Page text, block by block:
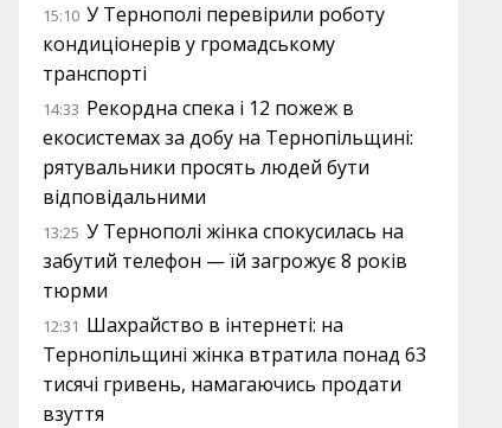
15:10 У Тернополі перевірили роботу
кондиціонерів у громадському
транспорті
14:33 Рекордна спека і 12 пожеж в
екосистемах за добу на Тернопільщині:
рятувальники просять людей бути
відповідальними
13:25 У Тернополі жінка спокусилась на
забутий телефон — їй загрожує 8 років
тюрми
12:31 Шахрайство в інтернеті: на
Тернопільщині жінка втратила понад 63
тисячі гривень, намагаючись продати
взуття